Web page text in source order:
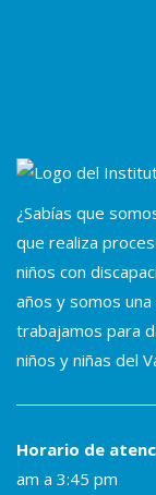
¿Sabías que
que realiza
niños con
años y somos
trabajamos para
niños y niñas del
Horario de
am a 3:45 pm